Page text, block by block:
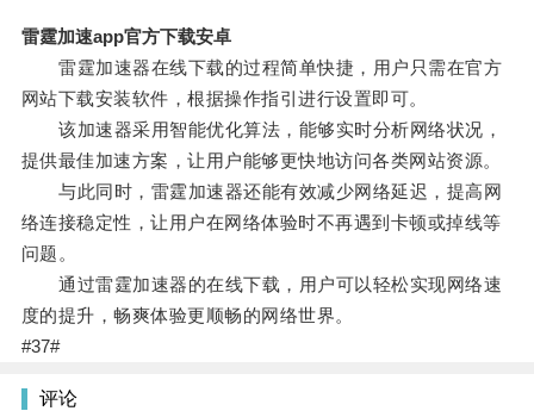
雷霆加速app官方下载安卓
雷霆加速器在线下载的过程简单快捷，用户只需在官方
网站下载安装软件，根据操作指引进行设置即可。
该加速器采用智能优化算法，能够实时分析网络状况，
提供最佳加速方案，让用户能够更快地访问各类网站资源。
与此同时，雷霆加速器还能有效减少网络延迟，提高网
络连接稳定性，让用户在网络体验时不再遇到卡顿或掉线等
问题。
通过雷霆加速器的在线下载，用户可以轻松实现网络速
度的提升，畅爽体验更顺畅的网络世界。
#37#
评论